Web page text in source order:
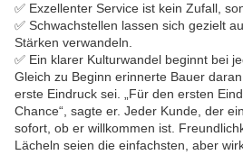
✅ Exzellenter Service ist kein Zufall,
✅ Schwachstellen lassen sich gezielt
Stärken verwandeln.
✅ Ein klarer Kulturwandel beginnt bei
Gleich zu Beginn erinnerte Bauer
erste Eindruck sei. „Für den ersten
Chance“, sagte er. Jeder Kunde, der
sofort, ob er willkommen ist.
Lächeln seien die einfachsten, aber